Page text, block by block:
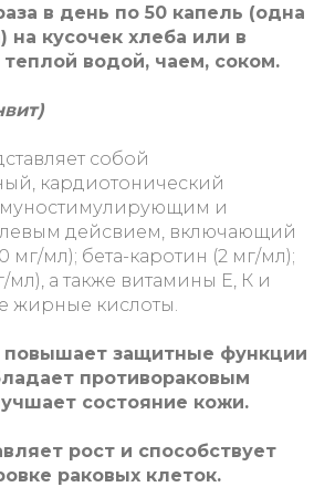
в день по 50 капель (одна
на кусочек хлеба или в
теплой водой, чаем, соком.
собой
кардиотонический
и
дейсвием, включающий
мг/мл); бета-каротин (2 мг/мл);
мл), а также витамины Е, К и
жирные кислоты.
повышает защитные функции
противораковым
состояние кожи.
рост и способствует
раковых клеток.